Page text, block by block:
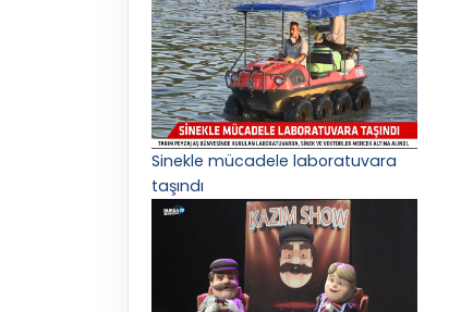
Sinekle mücadele laboratuvara
taşındı